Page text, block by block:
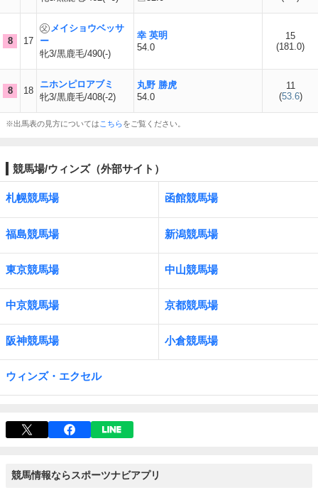
8 17
メイショウベッサ
ー
牝3/黒鹿毛/490(-)
幸 英明
54.0
15
(181.0)
8 18
ニホンピロアブミ
牝3/黒鹿毛/408(-2)
丸野 勝虎
54.0
11
(53.6)
※出馬表の見方については こちらをご覧ください。
競馬場/ウィンズ（外部サイト）
札幌競馬場 函館競馬場
福島競馬場 新潟競馬場
東京競馬場 中山競馬場
中京競馬場 京都競馬場
阪神競馬場 小倉競馬場
ウィンズ・エクセル
競馬情報ならスポーツナビアプリ